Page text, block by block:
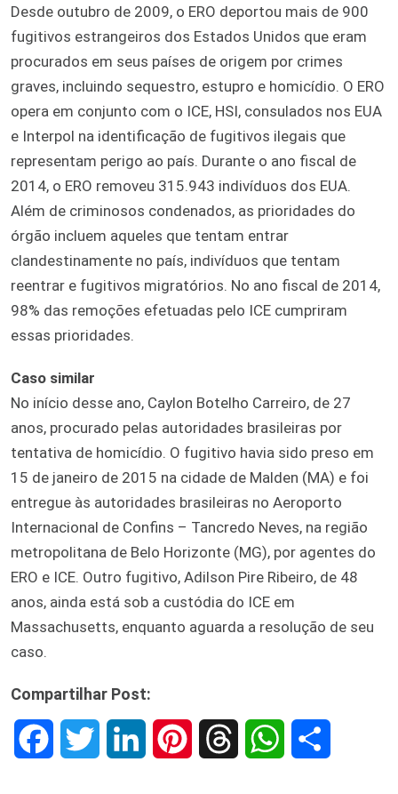
Desde outubro de 2009, o ERO deportou mais de 900
fugitivos estrangeiros dos Estados Unidos que eram
procurados em seus países de origem por crimes
graves, incluindo sequestro, estupro e homicídio. O ERO
opera em conjunto com o ICE, HSI, consulados nos EUA
e Interpol na identificação de fugitivos ilegais que
representam perigo ao país. Durante o ano fiscal de
2014, o ERO removeu 315.943 indivíduos dos EUA.
Além de criminosos condenados, as prioridades do
órgão incluem aqueles que tentam entrar
clandestinamente no país, indivíduos que tentam
reentrar e fugitivos migratórios. No ano fiscal de 2014,
98% das remoções efetuadas pelo ICE cumpriram
essas prioridades.
Caso similar
No início desse ano, Caylon Botelho Carreiro, de 27
anos, procurado pelas autoridades brasileiras por
tentativa de homicídio. O fugitivo havia sido preso em
15 de janeiro de 2015 na cidade de Malden (MA) e foi
entregue às autoridades brasileiras no Aeroporto
Internacional de Confins – Tancredo Neves, na região
metropolitana de Belo Horizonte (MG), por agentes do
ERO e ICE. Outro fugitivo, Adilson Pire Ribeiro, de 48
anos, ainda está sob a custódia do ICE em
Massachusetts, enquanto aguarda a resolução de seu
caso.
Compartilhar Post: